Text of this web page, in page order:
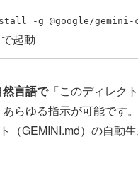
-g @google/
で起動
然言語で「このディレク
らゆる指示が可能です。
（GEMINI.md）の自動